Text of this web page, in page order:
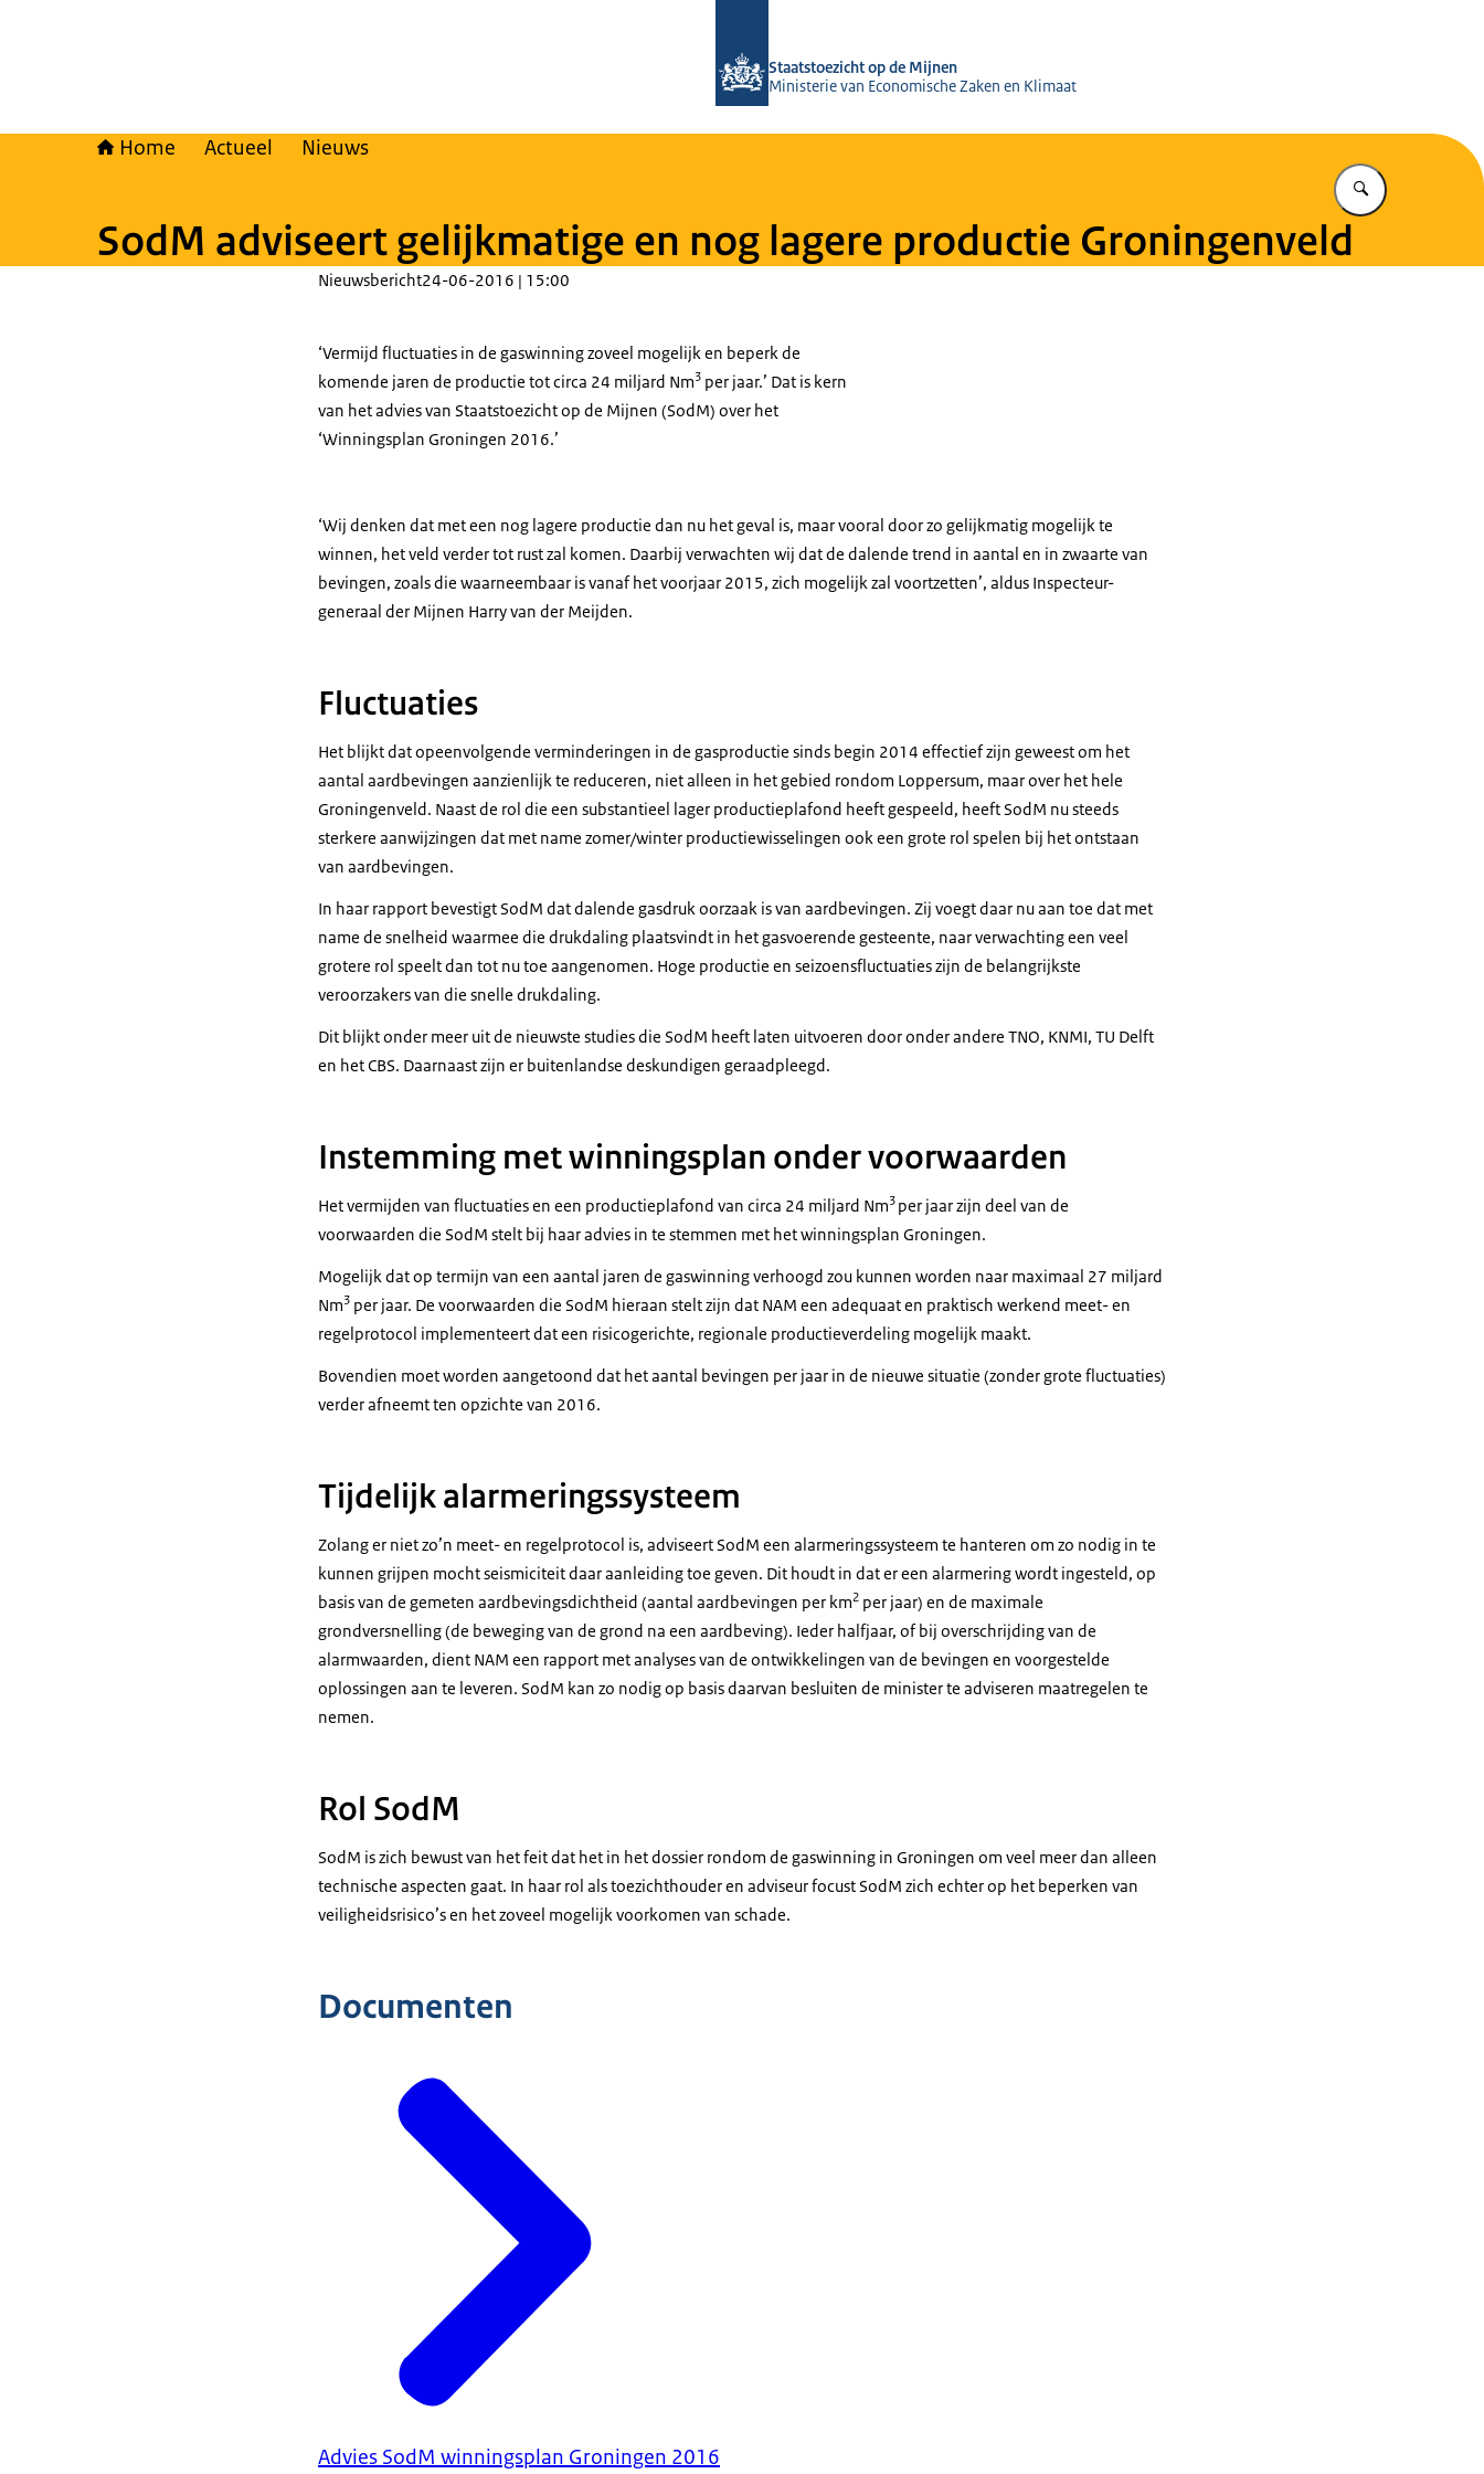
Staatstoezicht op de Mijnen
Ministerie van Economische Zaken en Klimaat
Home Actueel Nieuws
Vul in wat u
SodM adviseert gelijkmatige en nog lagere productie Groningenveld
Nieuwsbericht24-06-2016 | 15:00
‘Vermijd fluctuaties in de gaswinning zoveel mogelijk en beperk de
komende jaren de productie tot circa 24 miljard Nm3 per jaar.’ Dat is kern
van het advies van Staatstoezicht op de Mijnen (SodM) over het
‘Winningsplan Groningen 2016.’
‘Wij denken dat met een nog lagere productie dan nu het geval is, maar vooral door zo gelijkmatig mogelijk te
winnen, het veld verder tot rust zal komen. Daarbij verwachten wij dat de dalende trend in aantal en in zwaarte van
bevingen, zoals die waarneembaar is vanaf het voorjaar 2015, zich mogelijk zal voortzetten’, aldus Inspecteur-
generaal der Mijnen Harry van der Meijden.
Fluctuaties
Het blijkt dat opeenvolgende verminderingen in de gasproductie sinds begin 2014 effectief zijn geweest om het
aantal aardbevingen aanzienlijk te reduceren, niet alleen in het gebied rondom Loppersum, maar over het hele
Groningenveld. Naast de rol die een substantieel lager productieplafond heeft gespeeld, heeft SodM nu steeds
sterkere aanwijzingen dat met name zomer/winter productiewisselingen ook een grote rol spelen bij het ontstaan
van aardbevingen.
In haar rapport bevestigt SodM dat dalende gasdruk oorzaak is van aardbevingen. Zij voegt daar nu aan toe dat met
name de snelheid waarmee die drukdaling plaatsvindt in het gasvoerende gesteente, naar verwachting een veel
grotere rol speelt dan tot nu toe aangenomen. Hoge productie en seizoensfluctuaties zijn de belangrijkste
veroorzakers van die snelle drukdaling.
Dit blijkt onder meer uit de nieuwste studies die SodM heeft laten uitvoeren door onder andere TNO, KNMI, TU Delft
en het CBS. Daarnaast zijn er buitenlandse deskundigen geraadpleegd.
Instemming met winningsplan onder voorwaarden
Het vermijden van fluctuaties en een productieplafond van circa 24 miljard Nm3 per jaar zijn deel van de
voorwaarden die SodM stelt bij haar advies in te stemmen met het winningsplan Groningen.
Mogelijk dat op termijn van een aantal jaren de gaswinning verhoogd zou kunnen worden naar maximaal 27 miljard
Nm3 per jaar. De voorwaarden die SodM hieraan stelt zijn dat NAM een adequaat en praktisch werkend meet- en
regelprotocol implementeert dat een risicogerichte, regionale productieverdeling mogelijk maakt.
Bovendien moet worden aangetoond dat het aantal bevingen per jaar in de nieuwe situatie (zonder grote fluctuaties)
verder afneemt ten opzichte van 2016.
Tijdelijk alarmeringssysteem
Zolang er niet zo’n meet- en regelprotocol is, adviseert SodM een alarmeringssysteem te hanteren om zo nodig in te
kunnen grijpen mocht seismiciteit daar aanleiding toe geven. Dit houdt in dat er een alarmering wordt ingesteld, op
basis van de gemeten aardbevingsdichtheid (aantal aardbevingen per km2 per jaar) en de maximale
grondversnelling (de beweging van de grond na een aardbeving). Ieder halfjaar, of bij overschrijding van de
alarmwaarden, dient NAM een rapport met analyses van de ontwikkelingen van de bevingen en voorgestelde
oplossingen aan te leveren. SodM kan zo nodig op basis daarvan besluiten de minister te adviseren maatregelen te
nemen.
Rol SodM
SodM is zich bewust van het feit dat het in het dossier rondom de gaswinning in Groningen om veel meer dan alleen
technische aspecten gaat. In haar rol als toezichthouder en adviseur focust SodM zich echter op het beperken van
veiligheidsrisico’s en het zoveel mogelijk voorkomen van schade.
Documenten
Advies SodM winningsplan Groningen 2016